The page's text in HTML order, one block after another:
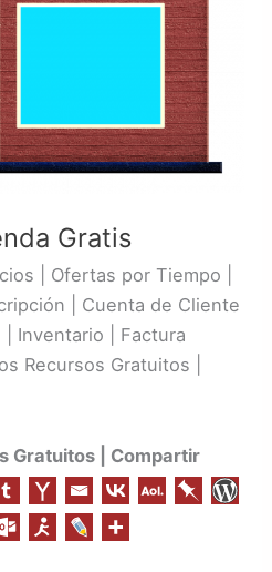
Gratis
| Ofertas por Tiempo |
| Cuenta de Cliente
| Inventario | Factura
Recursos Gratuitos |
Gratuitos | Compartir